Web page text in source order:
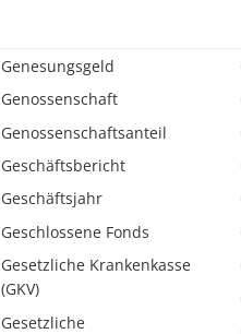
Genesungsgeld
Genossenschaft
Genossenschaftsanteil
Geschäftsbericht
Geschäftsjahr
Geschlossene Fonds
Gesetzliche Krankenkasse
(GKV)
Gesetzliche